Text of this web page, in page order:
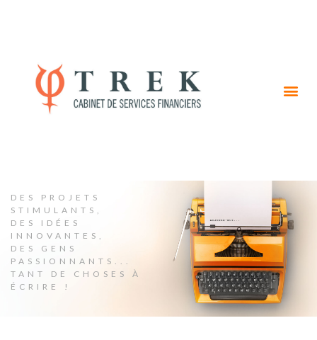
DES PROJETS
STIMULANTS,
DES IDÉES
INNOVANTES,
DES GENS
PASSIONNANTS...
TANT DE CHOSES À
ÉCRIRE !